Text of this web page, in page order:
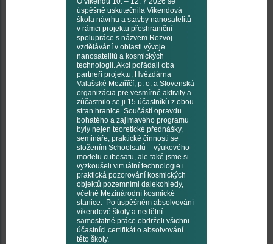
úspěšně uskutečnila Víkendová
škola návrhu a stavby nanosatelitů
v rámci projektu přeshraniční
spolupráce s názvem Rozvoj
vzdělávání v oblasti vývoje
nanosatelitů a kosmických
technologií. Akci pořádali oba
partneři projektu, Hvězdárna
Valašské Meziříčí, p. o. a Slovenská
organizácia pre vesmírné aktivity a
zúčastnilo se ji 15 účastníků z obou
stran hranice. Součástí opravdu
bohatého a zajímavého programu
byly nejen teoretické přednášky,
semináře, praktické činnosti se
složením Schoolsatů – výukového
modelu cubesatu, ale také jsme si
vyzkoušeli virtuální technologie i
praktická pozorování kosmických
objektů pozemními dalekohledy,
včetně Mezinárodní kosmické
stanice. Po úspěšném absolvování
víkendové školy a nedělní
samostatné práce obdrželi všichni
účastníci certifikát o absolvování
této školy.